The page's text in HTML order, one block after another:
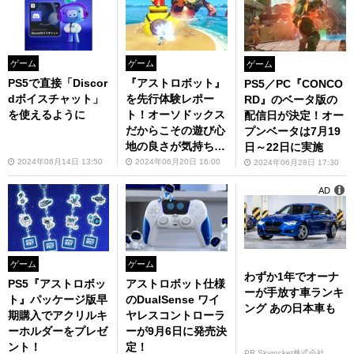
ゲーム
PS5で直接「Discor
dボイスチャット」
を使えるように
2024年06月14日 13:50
ゲーム
『アストロボット』
を先行体験レポー
ト！オーソドックス
だからこその遊び心
地の良さが気持ちイ
イ2024年06月20日 16:00
ゲーム
PS5／PC『CONCO
RD』のベータ版の
配信日が決定！オー
プンベータは7月19
日～22日に実施
2024年06月28日 17:30
ゲーム
PS5『アストロボッ
ト』パッケージ版早
期購入でアクリルキ
ーホルダーをプレゼ
ント！
ゲーム
アストロボット仕様
のDualSense ワイ
ヤレスコントローラ
ーが9月6日に発売決
定！
わずか1年でオーナ
ーが手放す車ランキ
ング あの日本車も
AD